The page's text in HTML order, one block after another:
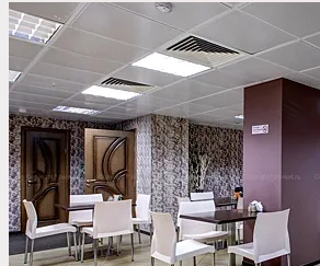
Проектор / Экран
Переговорная
Wi-Fi
Сцена
Своя парковка
Свой алкоголь
Показать результаты
Сбросить